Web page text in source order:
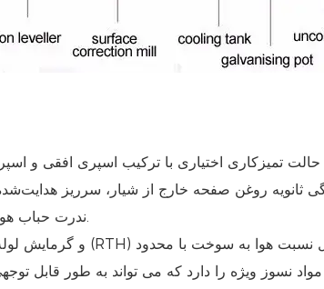
ثانویه روغن صفحه خارج از شیار، سرریز
ندرت حباب هوا می‌ترکد و ایمنی بالای سرویس سیستم منجر می‌شود.